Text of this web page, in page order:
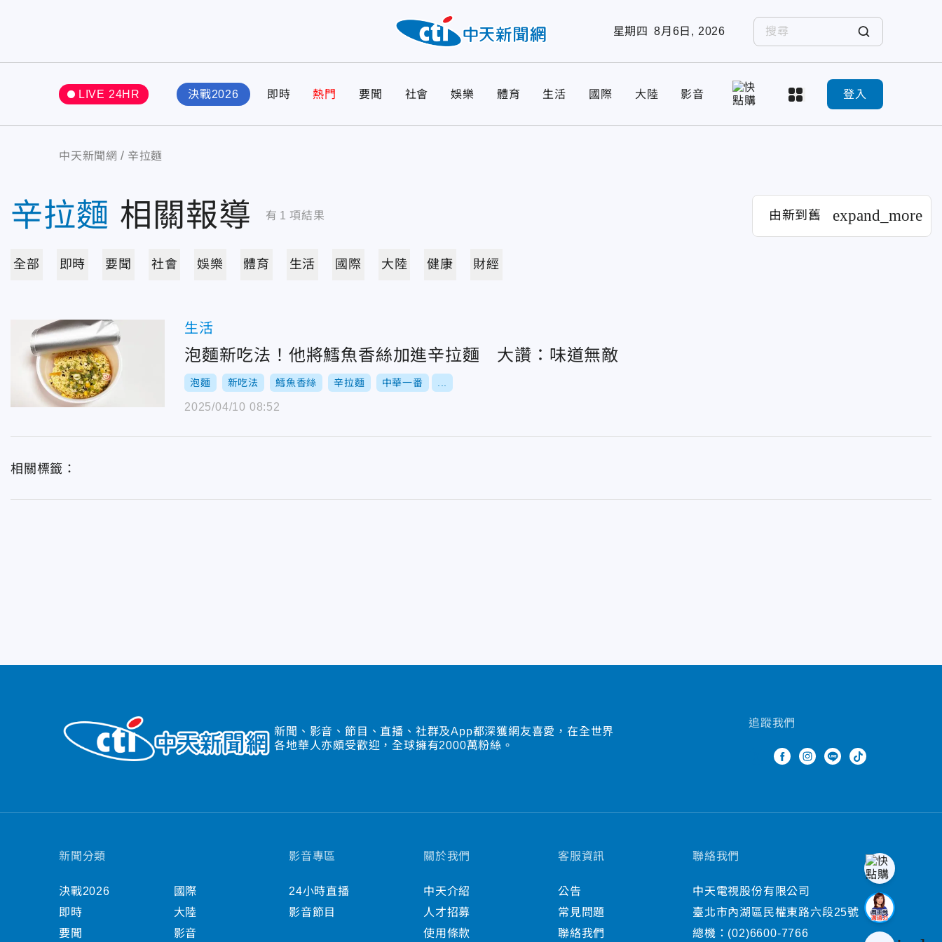
星期四 8月6日, 2026
LIVE 24HR 決戰2026 即時 熱門 要聞 社會 娛樂 體育 生活 國際 大陸 影音 登入
中天新聞網 辛拉麵
辛拉麵 相關報導 有 1 項結果 由新到舊 expand_more
全部 即時 要聞 社會 娛樂 體育 生活 國際 大陸 健康 財經
生活
泡麵新吃法！他將鱈魚香絲加進辛拉麵 大讚：味道無敵
泡麵 新吃法 鱈魚香絲 辛拉麵 中華一番
2025/04/10 08:52
相關標籤：
新聞、影音、節目、直播、社群及App都深獲網友喜愛，在全世界
各地華人亦頗受歡迎，全球擁有2000萬粉絲。
追蹤我們
新聞分類
決戰2026
即時
要聞
國際
大陸
影音
影音專區
24小時直播
影音節目
關於我們
中天介紹
人才招募
使用條款
客服資訊
公告
常見問題
聯絡我們
聯絡我們
中天電視股份有限公司
臺北市內湖區民權東路六段25號
總機： (02)6600-7766